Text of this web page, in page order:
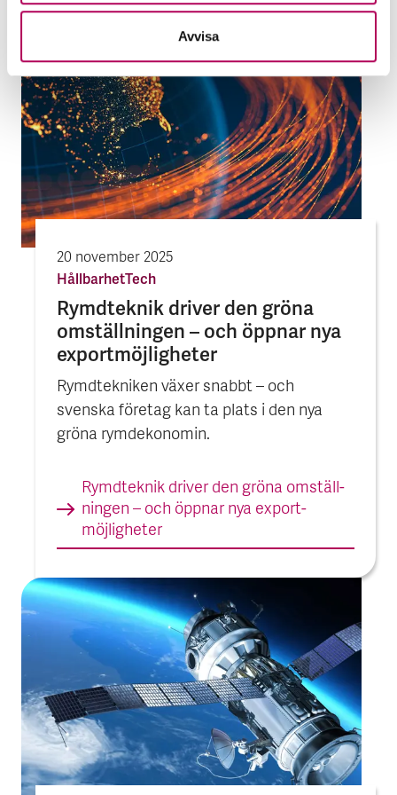
Avvisa
20 november 2025
HållbarhetTech
Rymdteknik driver den gröna
omställ­ningen – och öppnar nya
export­möjligheter
Rymdtekniken växer snabbt – och
svenska företag kan ta plats i den nya
gröna rymdekonomin.
Rymdteknik driver den gröna omställ­
ningen – och öppnar nya export­
möjligheter